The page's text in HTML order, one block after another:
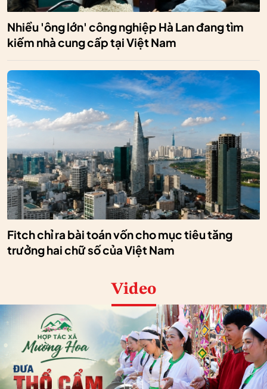
Nhiều 'ông lớn' công nghiệp Hà Lan đang tìm
kiếm nhà cung cấp tại Việt Nam
Fitch chỉ ra bài toán vốn cho mục tiêu tăng
trưởng hai chữ số của Việt Nam
Video